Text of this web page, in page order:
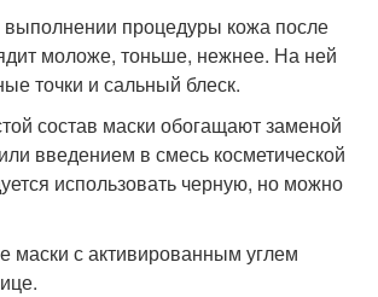
процедуры кожа после
моложе, тоньше, нежнее. На ней
точки и сальный блеск.
состав маски обогащают заменой
введением в смесь косметической
использовать черную, но можно
маски с активированным углем